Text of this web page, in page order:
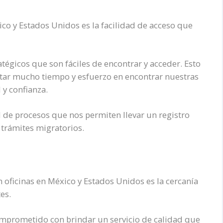
y Estados Unidos es la facilidad de acceso que
que son fáciles de encontrar y acceder. Esto
mucho tiempo y esfuerzo en encontrar nuestras
confianza.
procesos que nos permiten llevar un registro
migratorios.
en México y Estados Unidos es la cercanía
con brindar un servicio de calidad que